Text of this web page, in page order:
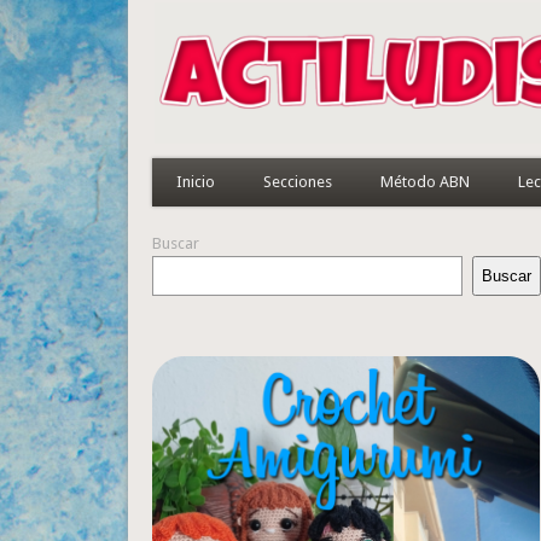
Inicio Secciones Método ABN
Buscar
Buscar